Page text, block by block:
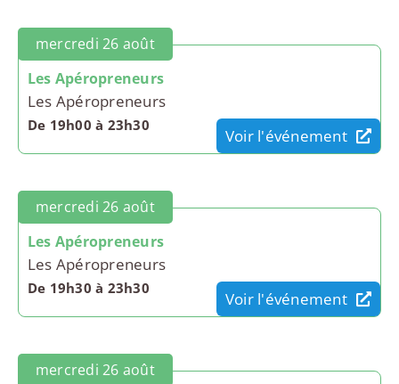
mercredi 26 août
Les Apéropreneurs
Les Apéropreneurs
De 19h00 à 23h30
Voir l'événement
mercredi 26 août
Les Apéropreneurs
Les Apéropreneurs
De 19h30 à 23h30
Voir l'événement
mercredi 26 août